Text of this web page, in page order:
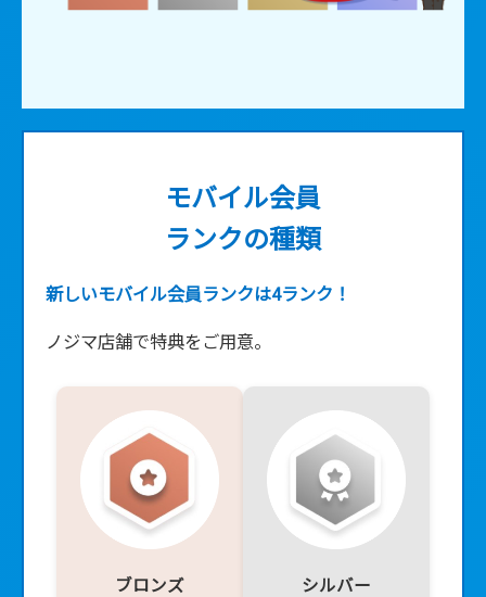
モバイル会員
ランクの種類
新しいモバイル会員ランクは4ランク！
ノジマ店舗で特典をご用意。
ブロンズ シルバー